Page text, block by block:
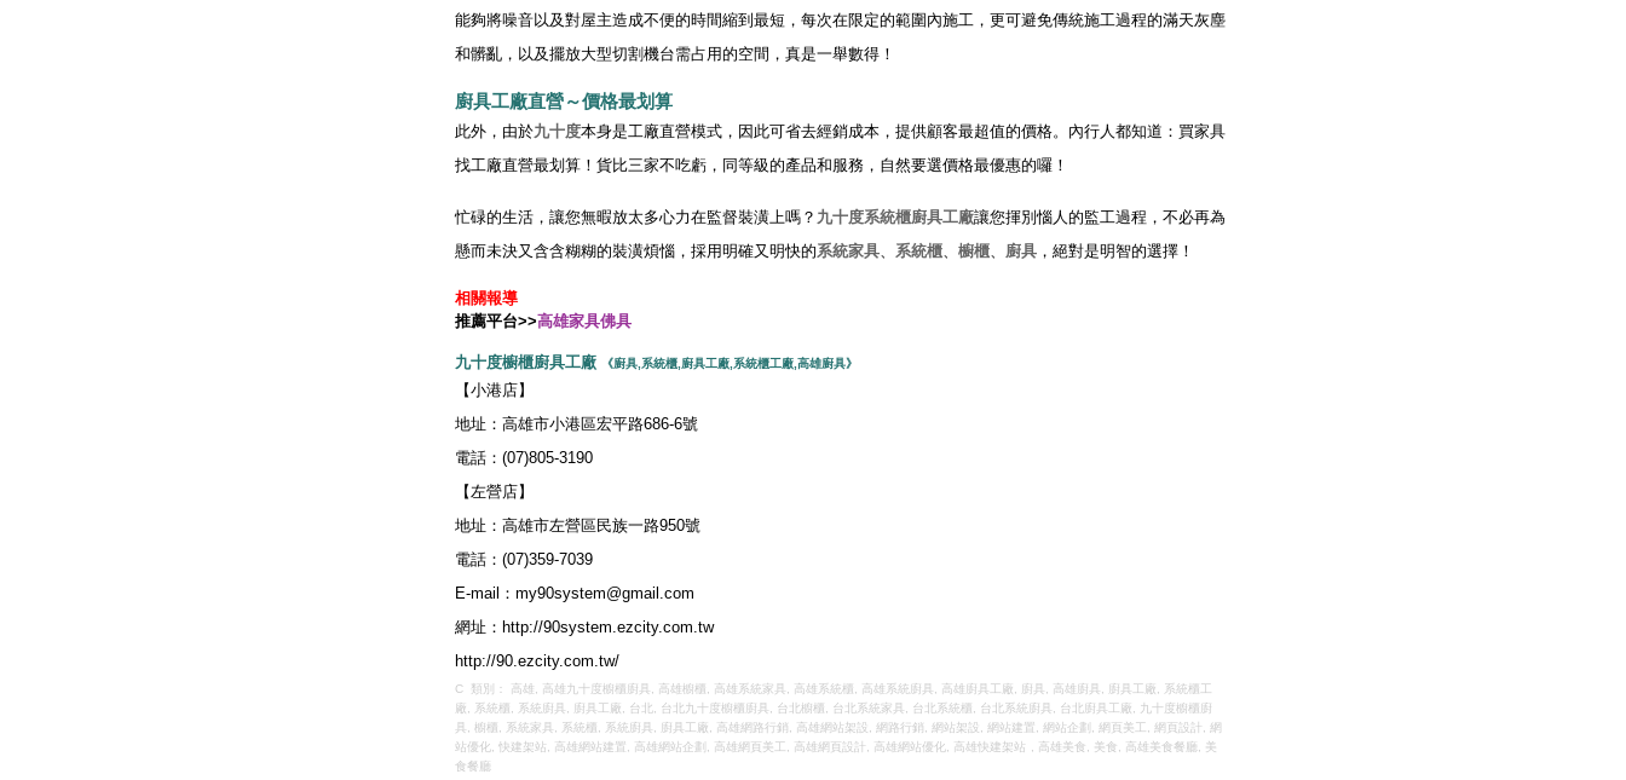
能夠將噪音以及對屋主造成不便的時間縮到最短，每次在限定的範圍內施工，更可避免傳統施工過程的滿天灰塵
和髒亂，以及擺放大型切割機台需占用的空間，真是一舉數得！
廚具工廠直營～價格最划算
此外，由於九十度本身是工廠直營模式，因此可省去經銷成本，提供顧客最超值的價格。內行人都知道：買家具
找工廠直營最划算！貨比三家不吃虧，同等級的產品和服務，自然要選價格最優惠的囉！
忙碌的生活，讓您無暇放太多心力在監督裝潢上嗎？ 九十度系統櫃廚具工廠讓您揮別惱人的監工過程，不必再為
懸而未決又含含糊糊的裝潢煩惱，採用明確又明快的系統家具、 系統櫃、 櫥櫃、 廚具 ，絕對是明智的選擇！
相關報導
推薦平台>>高雄家具佛具
九十度櫥櫃廚具工廠 《廚具 系統櫃 廚具工廠 系統櫃工廠 高雄廚具》
【小港店】
地址：高雄市小港區宏平路686-6號
電話：(07)805-3190
【左營店】
地址：高雄市左營區民族一路950號
電話：(07)359-7039
E-mail： my90system@gmail.com
網址： http://90system.ezcity.com.tw
http://90.ezcity.com.tw/
C 類別： 高雄 高雄九十度櫥櫃廚具 高雄櫥櫃 高雄系統家具 高雄系統櫃 高雄系統廚具 高雄廚具工廠 廚具 高雄廚具 廚具工廠
系統櫃工
廠
系統櫃 系統廚具 廚具工廠 台北 台北九十度櫥櫃廚具 台北櫥櫃 台北系統家具 台北系統櫃 台北系統廚具 台北廚具工廠
九十度櫥櫃廚
具
櫥櫃 系統家具 系統櫃 系統廚具 廚具工廠 高雄網路行銷 高雄網站架設 網路行銷 網站架設 網站建置 網站企劃 網頁美工 網頁設計
網
站優化
快建架站 高雄網站建置 高雄網站企劃 高雄網頁美工 高雄網頁設計 高雄網站優化 高雄快建架站 高雄美食 美食 高雄美食餐廳
美
食餐廳